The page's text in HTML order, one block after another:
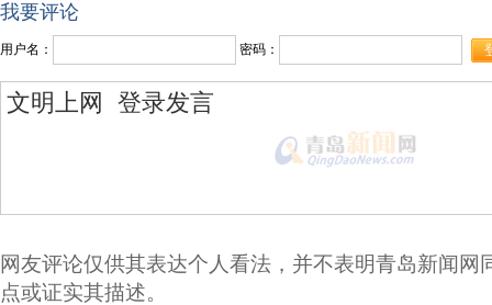
我要评论
用户名： 密码：
网友评论仅供其表达个人看法，并不表明青岛新闻网
点或证实其描述。